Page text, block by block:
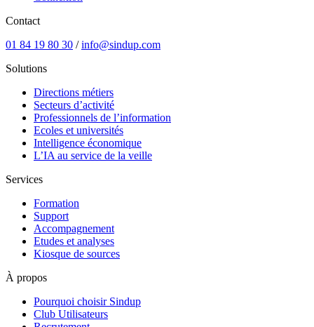
Contact
01 84 19 80 30 /info@sindup.com
Solutions
Directions métiers
Secteurs d’activité
Professionnels de l’information
Ecoles et universités
Intelligence économique
L’IA au service de la veille
Services
Formation
Support
Accompagnement
Etudes et analyses
Kiosque de sources
À propos
Pourquoi choisir Sindup
Club Utilisateurs